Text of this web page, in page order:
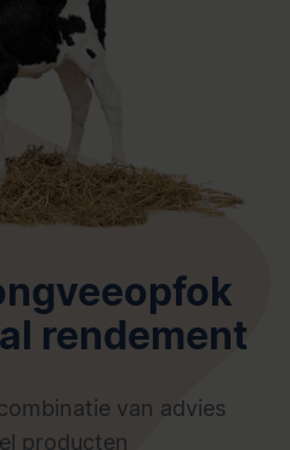
rendement
van advies
producten